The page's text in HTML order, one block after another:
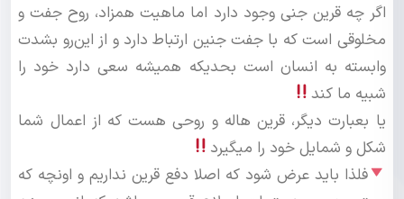
اگر چه قرین جنی وجود دارد اما ماهیت همزاد، روح جفت و
مخلوقی است که با جفت جنین ارتباط دارد و از این‌رو بشدت
وابسته به انسان است بحدیکه همیشه سعی دارد خود را
شبیه ما کند
یا بعبارت دیگر، قرین هاله و روحی هست که از اعمال شما
شکل و شمایل خود را میگیرد
فلذا باید عرض شود که اصلا دفع قرین نداریم و اونچه که